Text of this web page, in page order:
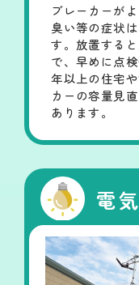
ブレーカーが
臭い等の症状
す。放置する
で、早めに点
年以上の住宅
カーの容量見
あります。
電